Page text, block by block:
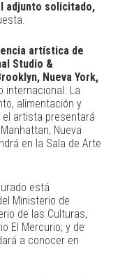
adjunto solicitado,
artística de
Studio &
Nueva York,
internacional. La
alimentación y
artista presentará
Nueva
en la Sala de Arte
está
Ministerio de
de las Culturas,
El Mercurio; y de
a conocer en